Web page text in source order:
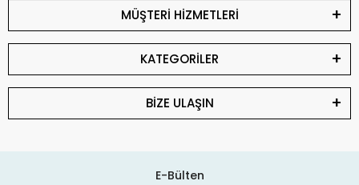
MÜŞTERİ HİZMETLERİ
KATEGORİLER
BİZE ULAŞIN
E-Bülten